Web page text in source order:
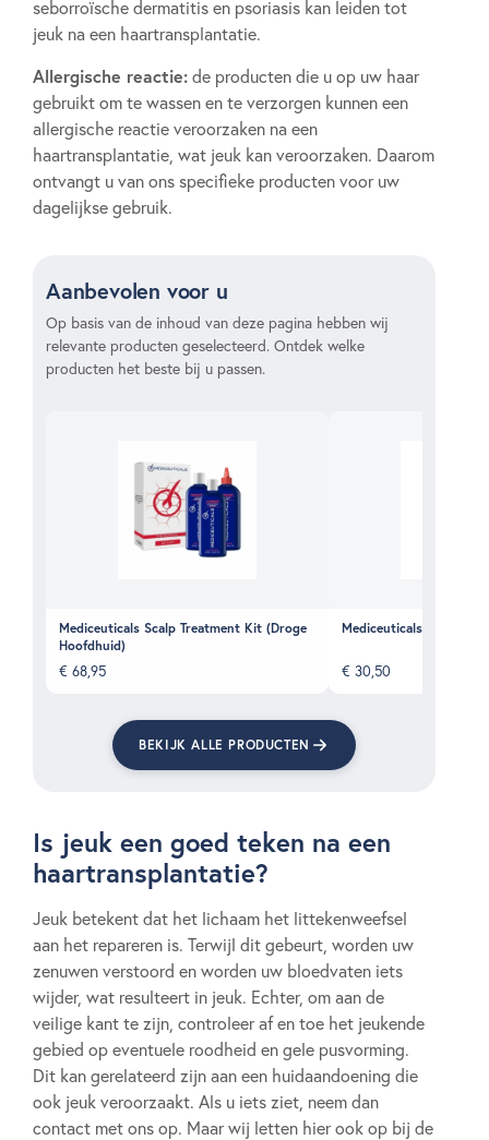
seborroïsche dermatitis en psoriasis kan leiden tot
jeuk na een haartransplantatie.
Allergische reactie: de producten die u op uw haar
gebruikt om te wassen en te verzorgen kunnen een
allergische reactie veroorzaken na een
haartransplantatie, wat jeuk kan veroorzaken. Daarom
ontvangt u van ons specifieke producten voor uw
dagelijkse gebruik.
Aanbevolen voor u
Op basis van de inhoud van deze pagina hebben wij
relevante producten geselecteerd. Ontdek welke
producten het beste bij u passen.
Mediceuticals Scalp Treatment Kit (Droge
Hoofdhuid)
€ 68,95
Mediceuticals Therarx
€ 30,50
BEKIJK ALLE PRODUCTEN
Is jeuk een goed teken na een
haartransplantatie?
Jeuk betekent dat het lichaam het littekenweefsel
aan het repareren is. Terwijl dit gebeurt, worden uw
zenuwen verstoord en worden uw bloedvaten iets
wijder, wat resulteert in jeuk. Echter, om aan de
veilige kant te zijn, controleer af en toe het jeukende
gebied op eventuele roodheid en gele pusvorming.
Dit kan gerelateerd zijn aan een huidaandoening die
ook jeuk veroorzaakt. Als u iets ziet, neem dan
contact met ons op. Maar wij letten hier ook op bij de